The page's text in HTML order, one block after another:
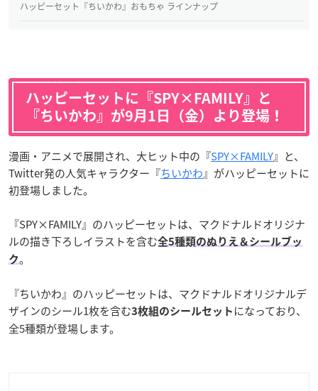
ハッピーセット『ちいかわ』おもちゃ ラインナップ
ハッピーセットに『SPY×FAMILY』と
『ちいかわ』が9月1日（金）より登場！
漫画・アニメで展開され、大ヒット中の『SPY×FAMILY』と、
Twitter発の人気キャラクター『ちいかわ』がハッピーセットに
初登場しました。
『SPY×FAMILY』のハッピーセットは、マクドナルドオリジナ
ルの描き下ろしイラストを含む全5種類のぬりえ＆シールブッ
ク。
『ちいかわ』のハッピーセットは、マクドナルドオリジナルデ
ザインのシール1枚を含む3枚組のシールセット になっており、
全5種類が登場します。